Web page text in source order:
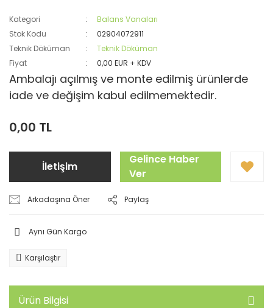
Kategori
Balans Vanaları
Stok Kodu
02904072911
Teknik Döküman
Teknik Döküman
Fiyat
0,00 EUR + KDV
Ambalajı açılmış ve monte edilmiş ürünlerde
iade ve değişim kabul edilmemektedir.
0,00 TL
İletişim
Gelince Haber
Ver
Arkadaşına Öner Paylaş
Aynı Gün Kargo
Karşılaştır
Ürün Bilgisi